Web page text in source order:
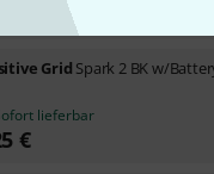
1.349
Grid Spark 2 BK w/
lieferbar
€